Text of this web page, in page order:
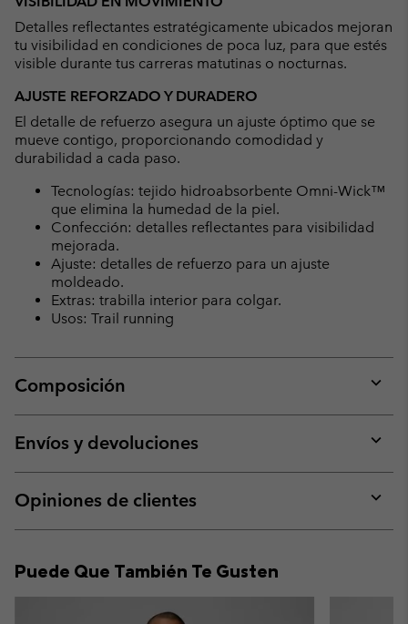
Detalles reflectantes estratégicamente ubicados mejoran
tu visibilidad en condiciones de poca luz, para que estés
visible durante tus carreras matutinas o nocturnas.
AJUSTE REFORZADO Y DURADERO
El detalle de refuerzo asegura un ajuste óptimo que se
mueve contigo, proporcionando comodidad y
durabilidad a cada paso.
Tecnologías: tejido hidroabsorbente Omni-Wick™
que elimina la humedad de la piel.
Confección: detalles reflectantes para visibilidad
mejorada.
Ajuste: detalles de refuerzo para un ajuste
moldeado.
Extras: trabilla interior para colgar.
Usos: Trail running
Composición
or
Envíos y devoluciones
or
Opiniones de clientes
or
Puede Que También Te Gusten